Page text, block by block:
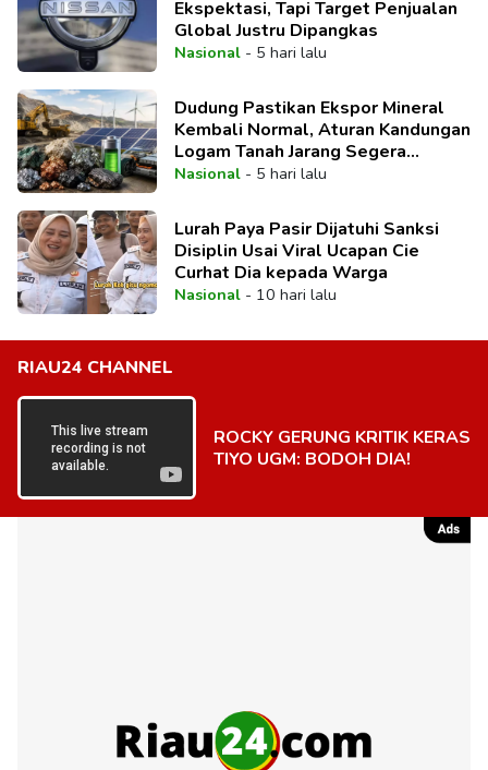
Ekspektasi, Tapi Target Penjualan
Global Justru Dipangkas
Nasional- 5 hari lalu
Dudung Pastikan Ekspor Mineral
Kembali Normal, Aturan Kandungan
Logam Tanah Jarang Segera
Direvisi
Nasional- 5 hari lalu
Lurah Paya Pasir Dijatuhi Sanksi
Disiplin Usai Viral Ucapan Cie
Curhat Dia kepada Warga
Nasional- 10 hari lalu
RIAU24 CHANNEL
ROCKY GERUNG KRITIK KERAS
TIYO UGM: BODOH DIA!